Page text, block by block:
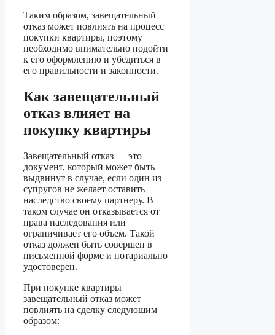
Таким образом, завещательный
отказ может повлиять на процесс
покупки квартиры, поэтому
необходимо внимательно подойти
к его оформлению и убедиться в
его правильности и законности.
Как завещательный
отказ влияет на
покупку квартиры
Завещательный отказ — это
документ, который может быть
выдвинут в случае, если один из
супругов не желает оставить
наследство своему партнеру. В
таком случае он отказывается от
права наследования или
ограничивает его объем. Такой
отказ должен быть совершен в
письменной форме и нотариально
удостоверен.
При покупке квартиры
завещательный отказ может
повлиять на сделку следующим
образом: